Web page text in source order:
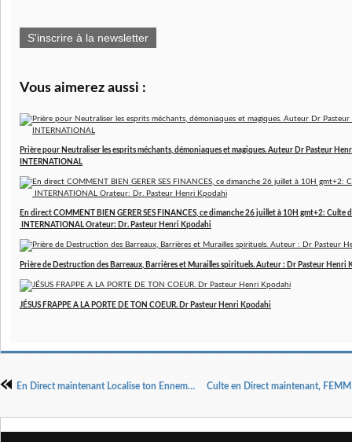
S'inscrire à la newsletter
Vous aimerez aussi :
Prière pour Neutraliser les esprits méchants, démoniaques et magiques. Auteur Dr Pasteur
INTERNATIONAL
En direct COMMENT BIEN GERER SES FINANCES, ce dimanche 26 juillet à 10H gmt+2:
INTERNATIONAL Orateur: Dr. Pasteur Henri Kpodahi
Prière de Destruction des Barreaux, Barrières et Murailles spirituels. Auteur : Dr Pasteur Henri
JÉSUS FRAPPE A LA PORTE DE TON COEUR. Dr Pasteur Henri Kpodahi
En Direct maintenant Localise ton Ennemi 10 Orateur : Dr. Pasteur Henri Kpodahi